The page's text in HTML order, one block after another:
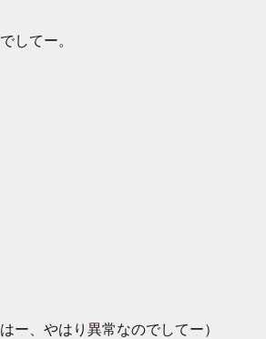
してー。
、やはり異常なのでしてー）